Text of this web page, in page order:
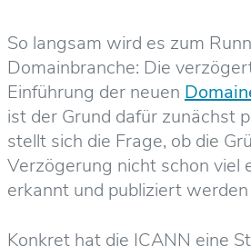
So langsam wird es zum
Domainbranche: Die
Einführung der neuen
ist der Grund dafür zunächst
stellt sich die Frage, ob die
Verzögerung nicht schon viel
erkannt und publiziert
Konkret hat die ICANN eine